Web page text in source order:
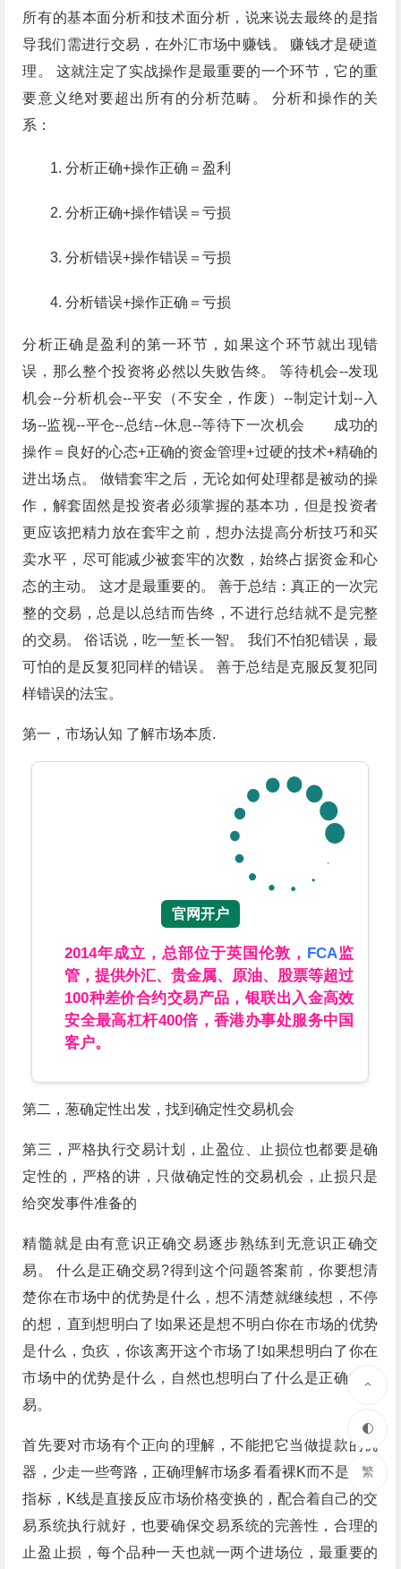
所有的基本面分析和技术面分析，说来说去最终的是指
导我们需进行交易，在外汇市场中赚钱。 赚钱才是硬道
理。 这就注定了实战操作是最重要的一个环节，它的重
要意义绝对要超出所有的分析范畴。 分析和操作的关
系：
分析正确+操作正确＝盈利
分析正确+操作错误＝亏损
分析错误+操作错误＝亏损
分析错误+操作正确＝亏损
分析正确是盈利的第一环节，如果这个环节就出现错
误，那么整个投资将必然以失败告终。 等待机会--发现
机会--分析机会--平安（不安全，作废）--制定计划--入
场--监视--平仓--总结--休息--等待下一次机会 成功的
操作＝良好的心态+正确的资金管理+过硬的技术+精确的
进出场点。 做错套牢之后，无论如何处理都是被动的操
作，解套固然是投资者必须掌握的基本功，但是投资者
更应该把精力放在套牢之前，想办法提高分析技巧和买
卖水平，尽可能减少被套牢的次数，始终占据资金和心
态的主动。 这才是最重要的。 善于总结：真正的一次完
整的交易，总是以总结而告终，不进行总结就不是完整
的交易。 俗话说，吃一堑长一智。 我们不怕犯错误，最
可怕的是反复犯同样的错误。 善于总结是克服反复犯同
样错误的法宝。
第一，市场认知 了解市场本质.
官网开户
2014年成立，总部位于英国伦敦， FCA监
管，提供外汇、贵金属、原油、股票等超过
100种差价合约交易产品，银联出入金高效
安全最高杠杆400倍，香港办事处服务中国
客户。
第二，葱确定性出发，找到确定性交易机会
第三，严格执行交易计划，止盈位、止损位也都要是确
定性的，严格的讲，只做确定性的交易机会，止损只是
给突发事件准备的
精髓就是由有意识正确交易逐步熟练到无意识正确交
易。 什么是正确交易?得到这个问题答案前，你要想清
楚你在市场中的优势是什么，想不清楚就继续想，不停
的想，直到想明白了!如果还是想不明白你在市场的优势
是什么，负疚，你该离开这个市场了!如果想明白了你在
市场中的优势是什么，自然也想明白了什么是正确的交
易。
首先要对市场有个正向的理解，不能把它当做提款的机
器，少走一些弯路，正确理解市场多看看裸K而不是技术
指标，K线是直接反应市场价格变换的，配合着自己的交
易系统执行就好，也要确保交易系统的完善性，合理的
止盈止损，每个品种一天也就一两个进场位，最重要的
繁